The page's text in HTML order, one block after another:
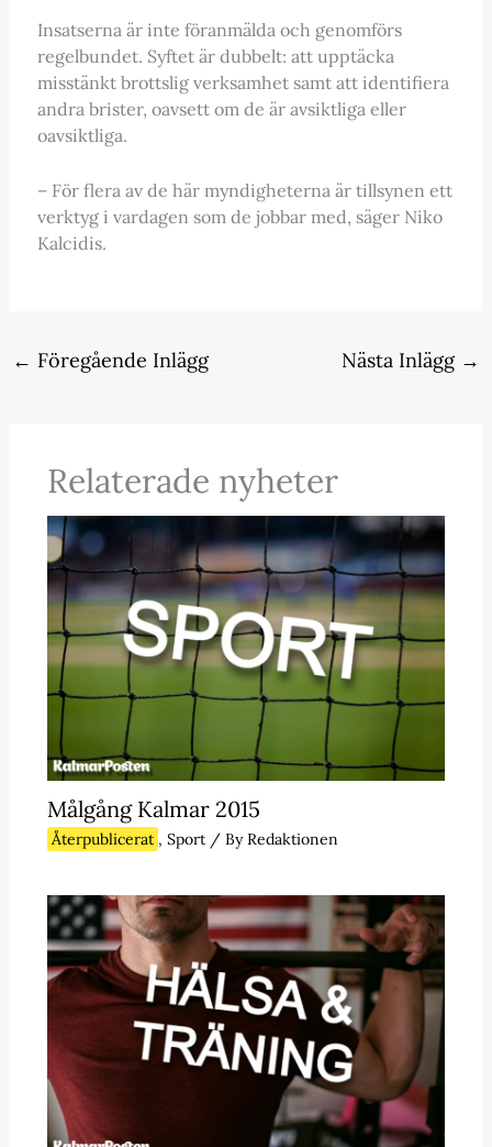
Insatserna är inte föranmälda och genomförs
regelbundet. Syftet är dubbelt: att upptäcka
misstänkt brottslig verksamhet samt att identifiera
andra brister, oavsett om de är avsiktliga eller
oavsiktliga.
– För flera av de här myndigheterna är tillsynen ett
verktyg i vardagen som de jobbar med, säger Niko
Kalcidis.
← Föregående Inlägg Nästa Inlägg →
Relaterade nyheter
Målgång Kalmar 2015
Återpublicerat , Sport/ ByRedaktionen